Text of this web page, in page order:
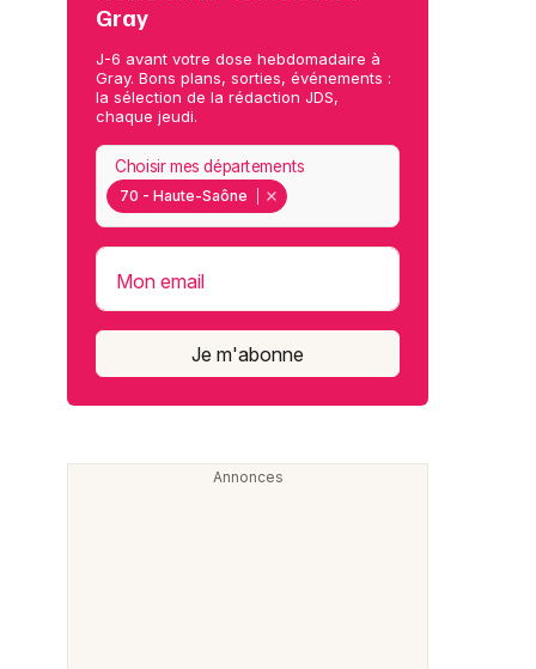
Gray
J-6 avant votre dose hebdomadaire à
Gray. Bons plans, sorties, événements :
la sélection de la rédaction JDS,
chaque jeudi.
70 - Haute-Saône
Choisir mes départements
Mon email
Je m'abonne